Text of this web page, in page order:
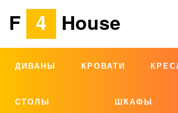
F 4 House
ДИВАНЫ КРОВАТИ
СТОЛЫ ШКАФЫ